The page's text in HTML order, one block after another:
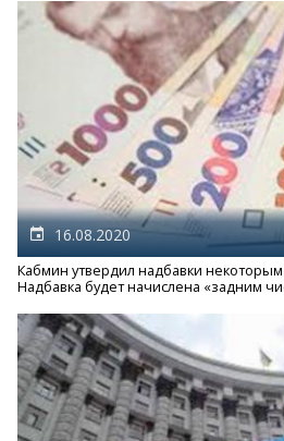
16.08.2020
Кабмин утвердил надбавки
Надбавка будет начислена «задним